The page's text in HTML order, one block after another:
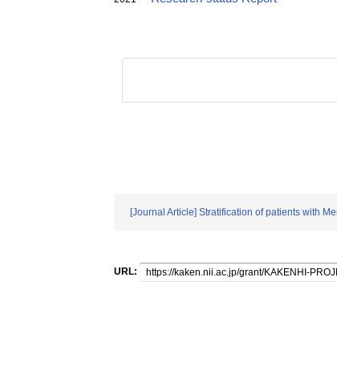
[Journal Article] Stratification of patients with
URL: